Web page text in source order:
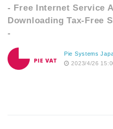
- Free Internet Service
Downloading Tax-Free
-
Pie Systems
2023/4/26